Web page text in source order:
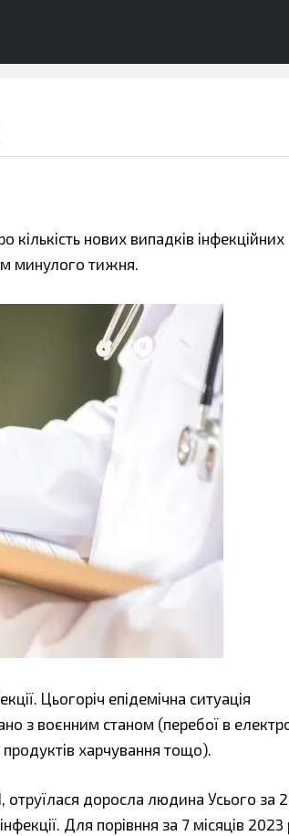
нових випадків інфекційних
минулого тижня.
Цьогоріч епідемічна ситуація
з воєнним станом (перебої в
харчування тощо).
доросла людина Усього за
Для порівння за 7 місяців 2023